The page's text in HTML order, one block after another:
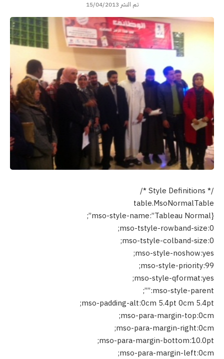
تم النشر 15/04/2013
/* Style Definitions */
table.MsoNormalTable
{mso-style-name:”Tableau Normal”;
mso-tstyle-rowband-size:0;
mso-tstyle-colband-size:0;
mso-style-noshow:yes;
mso-style-priority:99;
mso-style-qformat:yes;
mso-style-parent:””;
mso-padding-alt:0cm 5.4pt 0cm 5.4pt;
mso-para-margin-top:0cm;
mso-para-margin-right:0cm;
mso-para-margin-bottom:10.0pt;
mso-para-margin-left:0cm;